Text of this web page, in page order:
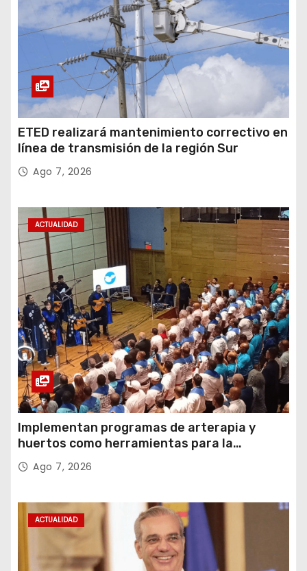
ETED realizará mantenimiento correctivo en
línea de transmisión de la región Sur
Ago 7, 2026
ACTUALIDAD
Implementan programas de arterapia y
huertos como herramientas para la
recuperación y la inclusión social
Ago 7, 2026
ACTUALIDAD